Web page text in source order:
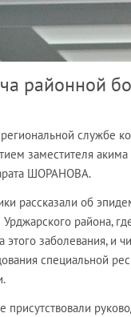
районной
службе
заместителя
ШОРАНОВА.
рассказали об
района,
этого заболевания, и
специальной
присутствовали